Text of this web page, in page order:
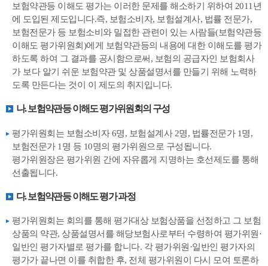
보험약관등 이해도 평가는 이러한 문제를 해소하기 위하여 2011년
에 도입된 제도입니다.즉, 보험소비자, 보험설계사, 법률 전문가,
보험전문가 등 보험소비와 밀접한 관련이 있는 사람들(보험약관등
이해도 평가위원회)에게 보험약관등의 내용에 대한 이해도를 평가
하도록 하여 그 결과를 공시함으로써, 보험의 공급자인 보험회사
가 보다 알기 쉬운 보험약관 및 상품설명서를 만들기 위해 노력하
도록 만든다는 것이 이 제도의 취지입니다.
나. 보험약관등 이해도 평가위원회의 구성
평가위원회는 보험소비자 6명, 보험설계사 2명, 법률전문가 1명,
보험전문가 1명 등 10명의 평가위원으로 구성됩니다.
평가위원장은 평가위원 간에 자유롭게 지명하는 호선제도를 통해
선출됩니다.
다. 보험약관등 이해도 평가 과정
평가위원회는 회의를 통해 평가대상 보험상품을 선정하고 그 보험
상품의 약관, 상품설명서를 해당보험사로부터 수령하여 평가위원·
일반인 평가자별로 평가를 합니다. 각 평가위원·일반인 평가자의
평가가 끝나면 이를 취합한 후, 전체 평가위원이 다시 모여 토론하